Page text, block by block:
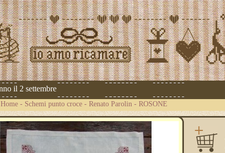
il 2 settembre
Home - Schemi punto croce - Renato Parolin - ROSONE